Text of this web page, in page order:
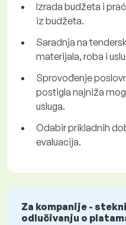
Izrada budžeta i
iz budžeta.
Saradnja na
materijala, roba i
Sprovođenje
postigla najniža
usluga.
Odabir prikladnih
evaluacija.
Za kompanije -
odlučivanju o